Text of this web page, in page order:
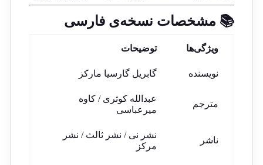
📚 مشخصات نسخه‌ی فارسی
ویژگی‌ها توضیحات
نویسنده گابریل گارسیا مارکز
مترجم
عبدالله کوثری / کاوه
میرعباسی
ناشر
نشر نی / نشر ثالث / نشر
مرکز